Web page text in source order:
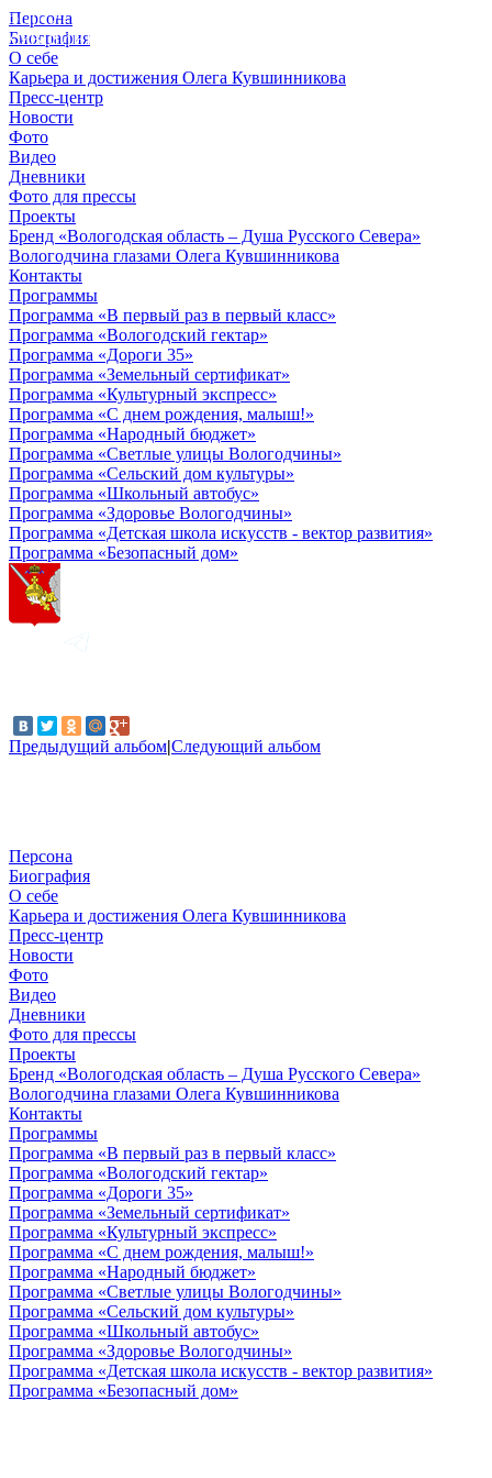
Персона
Биография
О себе
Карьера и достижения Олега Кувшинникова
Пресс-центр
Новости
Фото
Видео
Дневники
Фото для прессы
Проекты
Бренд «Вологодская область – Душа Русского Севера»
Вологодчина глазами Олега Кувшинникова
Контакты
Программы
Программа «В первый раз в первый класс»
Программа «Вологодский гектар»
Программа «Дороги 35»
Программа «Земельный сертификат»
Программа «Культурный экспресс»
Программа «С днем рождения, малыш!»
Программа «Народный бюджет»
Программа «Светлые улицы Вологодчины»
Программа «Сельский дом культуры»
Программа «Школьный автобус»
Программа «Здоровье Вологодчины»
Программа «Детская школа искусств - вектор развития»
Программа «Безопасный дом»
Предыдущий альбом|Следующий альбом
© 2012 - 2023,
КУВШИННИКОВ О.А.
Персона
Биография
О себе
Карьера и достижения Олега Кувшинникова
Пресс-центр
Новости
Фото
Видео
Дневники
Фото для прессы
Проекты
Бренд «Вологодская область – Душа Русского Севера»
Вологодчина глазами Олега Кувшинникова
Контакты
Программы
Программа «В первый раз в первый класс»
Программа «Вологодский гектар»
Программа «Дороги 35»
Программа «Земельный сертификат»
Программа «Культурный экспресс»
Программа «С днем рождения, малыш!»
Программа «Народный бюджет»
Программа «Светлые улицы Вологодчины»
Программа «Сельский дом культуры»
Программа «Школьный автобус»
Программа «Здоровье Вологодчины»
Программа «Детская школа искусств - вектор развития»
Программа «Безопасный дом»